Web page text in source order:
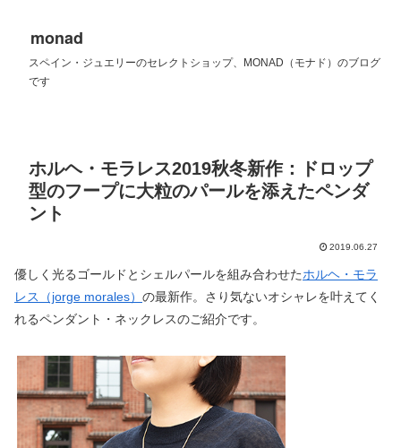
monad
スペイン・ジュエリーのセレクトショップ、MONAD（モナド）のブログ
です
ホルヘ・モラレス2019秋冬新作：ドロップ
型のフープに大粒のパールを添えたペンダ
ント
2019.06.27
優しく光るゴールドとシェルパールを組み合わせたホルヘ・モラ
レス（jorge morales） の最新作。さり気ないオシャレを叶えてく
れるペンダント・ネックレスのご紹介です。